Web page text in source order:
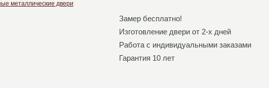
Замер бесплатно!
Изготовление двери от 2-х дней
Работа с индивидуальными заказами
Гарантия 10 лет